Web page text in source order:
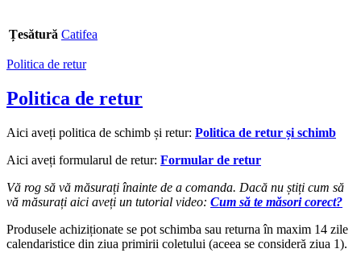
Țesătură Catifea
Politica de retur
Politica de retur
Aici aveți politica de schimb și retur: Politica de retur și schimb
Aici aveți formularul de retur: Formular de retur
Vă rog să vă măsurați înainte de a comanda. Dacă nu știți cum să
vă măsurați aici aveți un tutorial video: Cum să te măsori corect?
Produsele achiziționate se pot schimba sau returna în maxim 14 zile
calendaristice din ziua primirii coletului (aceea se consideră ziua 1).